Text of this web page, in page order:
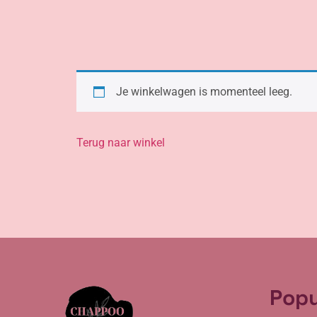
Je winkelwagen is momenteel leeg.
Terug naar winkel